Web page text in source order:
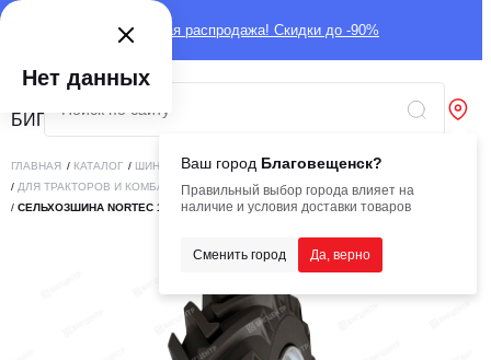
Глобальная распродажа! Скидки до -90%
Ваш город Благовещенск?
Правильный выбор города влияет на
наличие и условия доставки товаров
Сменить город Да, верно
ГЛАВНАЯ / КАТАЛОГ / ШИНЫ
СЕЛЬСКОХОЗЯЙСТВЕННЫЕ
/ ДЛЯ ТРАКТОРОВ И КОМБАЙНОВ
/ СЕЛЬХОЗШИНА NORTEC 18.4R38 (460/85R38) 10 PR (И.152) ТТ ТА-02
Нет данных